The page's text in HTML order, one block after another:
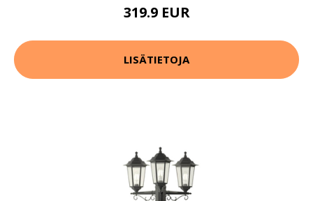
319.9 EUR
LISÄTIETOJA